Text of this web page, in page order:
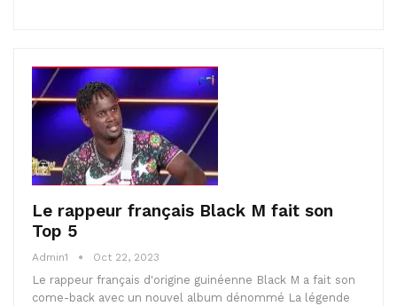
Le rappeur français Black M fait son
Top 5
Admin1 Oct 22, 2023
Le rappeur français d'origine guinéenne Black M a fait son
come-back avec un nouvel album dénommé La légende